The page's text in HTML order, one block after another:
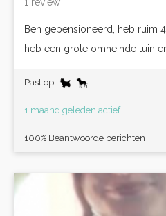
Ben gepensioneerd, heb ruim
heb een grote omheinde tuin en
Past op:
1 maand geleden actief
100% Beantwoorde berichten